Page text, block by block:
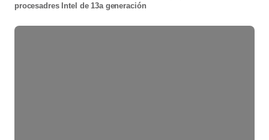
procesadres Intel de 13a generación